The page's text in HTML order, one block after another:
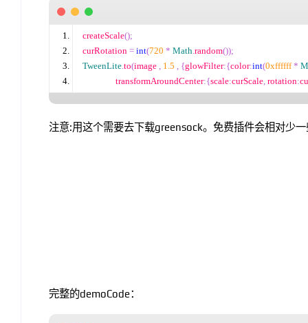
createScale();
curRotation = int(720 * Math random());
TweenLite to(image 1.5 {glowFilter:{color:int(0xffffff *
                transformAroundCenter
:{scale:curScale rotation:
注意:用这个需要去下载greensock。免费插件会相对少一
完整的demoCode：